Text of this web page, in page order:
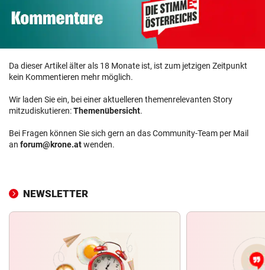
Da dieser Artikel älter als 18 Monate ist, ist zum jetzigen Zeitpunkt
kein Kommentieren mehr möglich.
Wir laden Sie ein, bei einer aktuelleren themenrelevanten Story
mitzudiskutieren:Themenübersicht.
Bei Fragen können Sie sich gern an das Community-Team per Mail
an forum@krone.atwenden.
NEWSLETTER